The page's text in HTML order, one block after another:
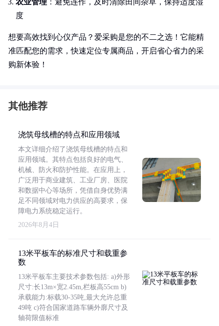
农业管理 ：避免连作，及时清除田间杂草，保持适度湿
度
想要高效找到心仪产品？爱采购是您的不二之选！它能精
准匹配您的需求，快速定位专属商品，开启省心省力的采
购新体验！
其他推荐
浇筑母线槽的特点和应用领域
本文详细介绍了浇筑母线槽的特点和
应用领域。其特点包括良好的电气、
机械、防火和防护性能。在应用上，
广泛用于商业建筑、工业厂房、医院
和数据中心等场所，凭借自身优势满
足不同领域对电力供应的高要求，保
障电力系统稳定运行。
2026年8月4日
13米平板车的标准尺寸和载重参
数
13米平板车主要技术参数包括: a)外形
尺寸:长13m×宽2.45m,栏板高55cm b)
承载能力:标载30-35吨,最大允许总重
49吨 c)符合国家道路车辆外廓尺寸及
轴荷限值标准